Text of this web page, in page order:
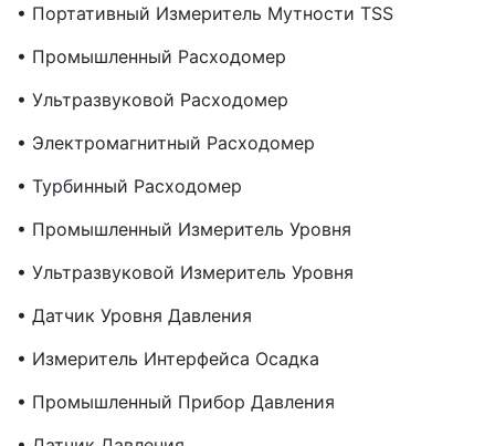
• Портативный Измеритель Мутности TSS
• Промышленный Расходомер
• Ультразвуковой Расходомер
• Электромагнитный Расходомер
• Турбинный Расходомер
• Промышленный Измеритель Уровня
• Ультразвуковой Измеритель Уровня
• Датчик Уровня Давления
• Измеритель Интерфейса Осадка
• Промышленный Прибор Давления